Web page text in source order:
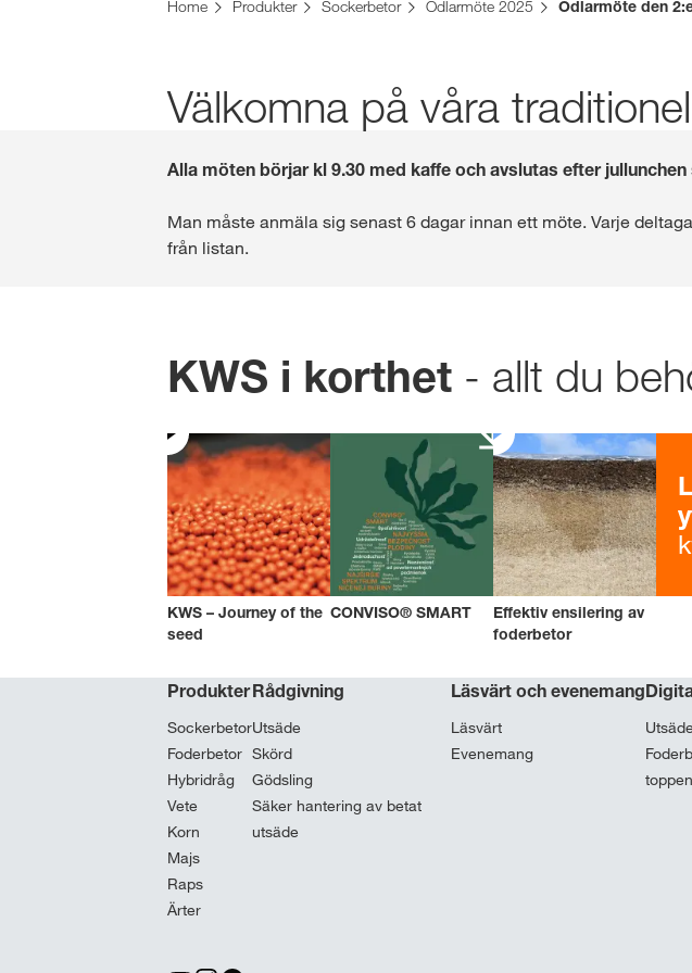
Home Produkter Sockerbetor Odlarmöte 2025 Odlarmöte den
Välkomna på våra
Alla möten börjar kl 9.30 med kaffe och avslutas efter
Man måste anmäla sig senast 6 dagar innan ett möte. Varje
från listan.
KWS i korthet - allt du
KWS – Journey of the
seed
CONVISO® SMART
Effektiv ensilering av
foderbetor
Produkter
Sockerbetor
Foderbetor
Hybridråg
Vete
Korn
Majs
Raps
Ärter
Rådgivning
Utsäde
Skörd
Gödsling
Säker hantering av betat
utsäde
Läsvärt och evenemang
Läsvärt
Evenemang